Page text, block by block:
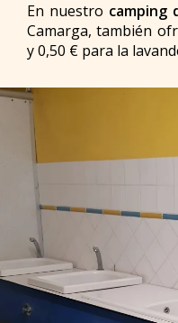
En nuestro camping
Camarga, también
y 0,50 € para la